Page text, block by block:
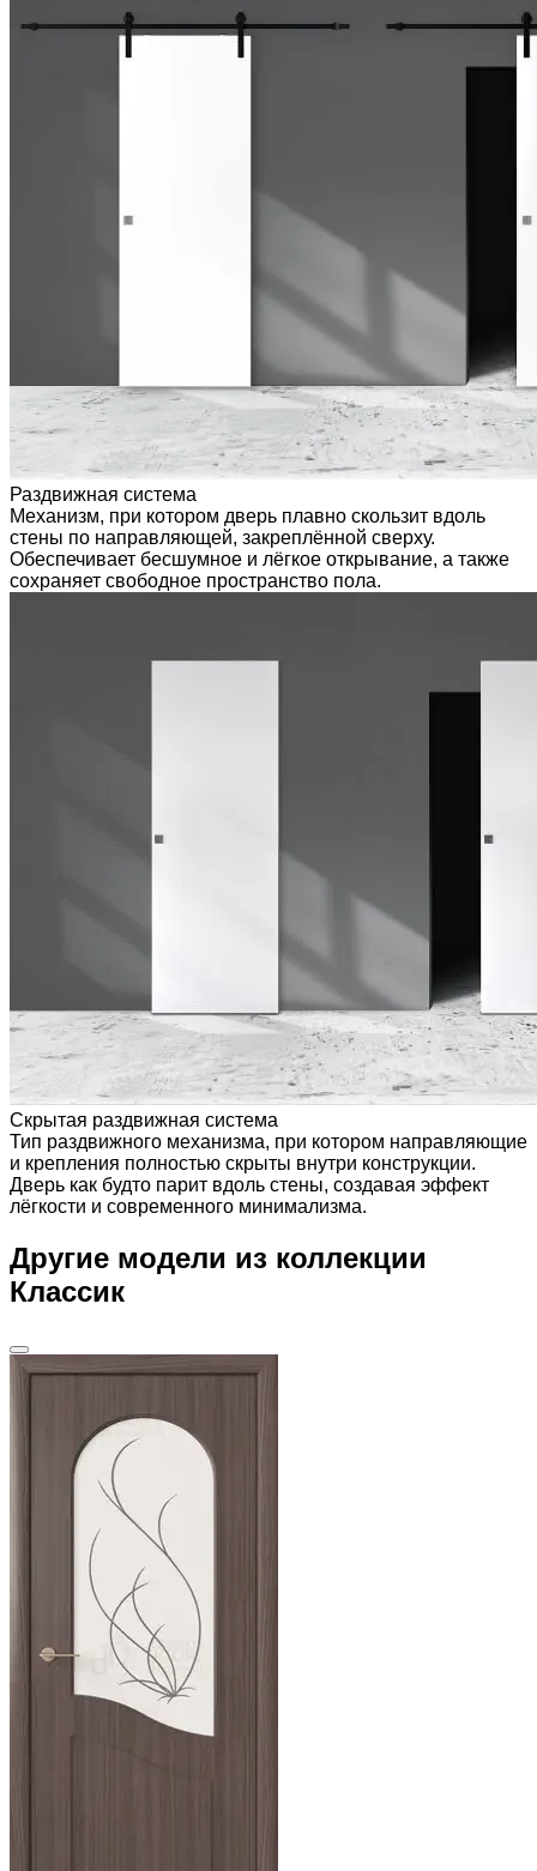
Раздвижная система
Механизм, при котором дверь плавно скользит вдоль
стены по направляющей, закреплённой сверху.
Обеспечивает бесшумное и лёгкое открывание, а также
сохраняет свободное пространство пола.
Скрытая раздвижная система
Тип раздвижного механизма, при котором направляющие
и крепления полностью скрыты внутри конструкции.
Дверь как будто парит вдоль стены, создавая эффект
лёгкости и современного минимализма.
Другие модели из коллекции
Классик